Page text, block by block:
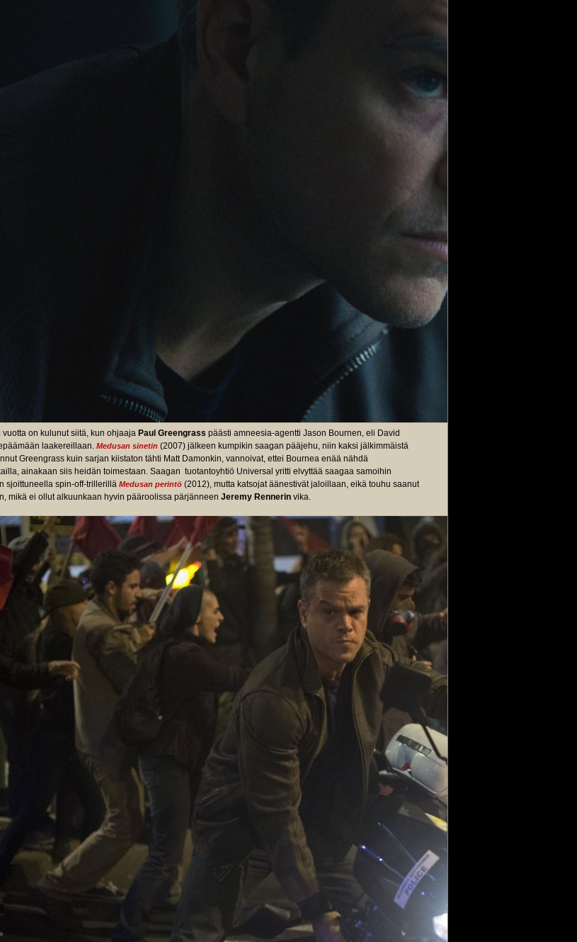
vuotta on kulunut siitä, kun ohjaaja Paul Greengrass päästi amneesia-agentti Jason Bournen, eli David
laakereillaan. Medusan sinetin (2007) jälkeen kumpikin saagan pääjehu, niin kaksi jälkimmäistä
Greengrass kuin sarjan kiistaton tähti Matt Damonkin, vannoivat, ettei Bournea enää nähdä
ainakaan siis heidän toimestaan. Saagan tuotantoyhtiö Universal yritti elvyttää saagaa samoihin
sjoittuneella spin-off-trillerillä Medusan perintö (2012), mutta katsojat äänestivät jaloillaan, eikä touhu saanut
mikä ei ollut alkuunkaan hyvin pääroolissa pärjänneen Jeremy Rennerin vika.